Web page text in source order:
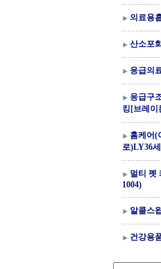
의료용
산소포
응급의
응급구
킹[브레이
홈케어(
로)LY36
멀티 펫
1004)
알콜스
건강용